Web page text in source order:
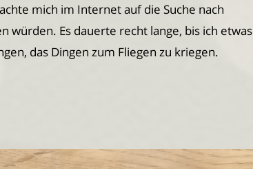
mich im Internet auf die Suche nach
würden. Es dauerte recht lange, bis ich etwas
das Dingen zum Fliegen zu kriegen.